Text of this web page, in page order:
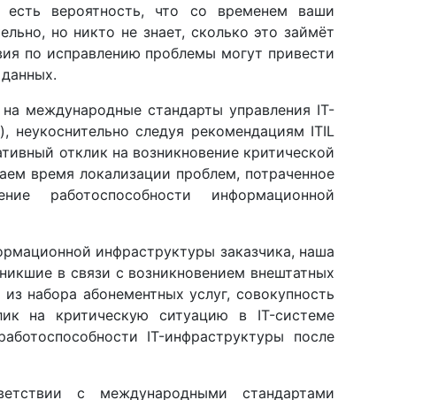
вероятность, что со временем ваши
но никто не знает, сколько это займёт
по исправлению проблемы могут привести
международные стандарты управления IT-
следуя рекомендациям ITIL
отклик на возникновение критической
время локализации проблем, потраченное
работоспособности информационной
инфраструктуры заказчика, наша
в связи с возникновением внештатных
набора абонементных услуг, совокупность
на критическую ситуацию в IT-системе
IT-инфраструктуры после
с международными стандартами